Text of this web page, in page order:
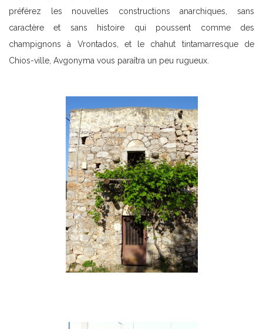
préférez les nouvelles constructions anarchiques, sans
caractère et sans histoire qui poussent comme des
champignons à Vrontados, et le chahut tintamarresque de
Chios-ville, Avgonyma vous paraîtra un peu rugueux.